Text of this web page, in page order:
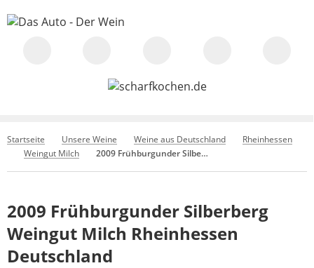
Startseite Unsere Weine Weine aus Deutschland
Rheinhessen
Weingut Milch
2009 Frühburgunder Silberberg Weingut Milch Rheinhessen Deutschland
2009 Frühburgunder Silberberg
Weingut Milch Rheinhessen
Deutschland